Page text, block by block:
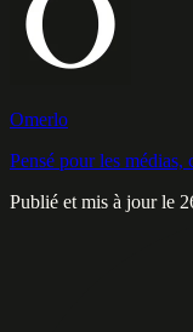
Omerlo
Pensé pour les médias,
Publié et mis à jour le